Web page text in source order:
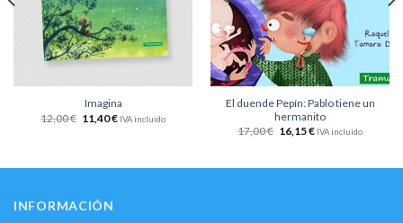
Imagina
12,00€ 11,40€ IVA incluido
El duende Pepín: Pablo tiene un
hermanito
17,00€ 16,15€ IVA incluido
INFORMACIÓN